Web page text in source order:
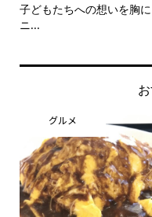
子どもたちへの想いを胸
ニ...
グルメ